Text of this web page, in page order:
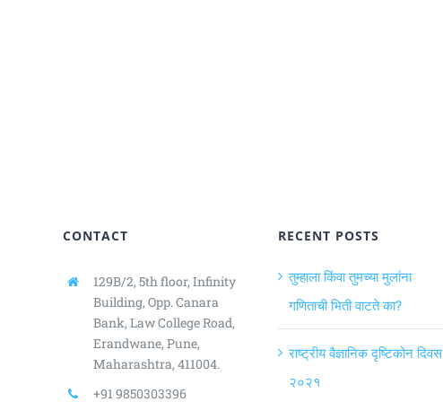
CONTACT
129B/2, 5th floor, Infinity
Building, Opp. Canara
Bank, Law College Road,
Erandwane, Pune,
Maharashtra, 411004.
+91 9850303396
RECENT POSTS
तुम्हाला किंवा तुमच्या मुलांना
गणिताची भिती वाटते का?
राष्ट्रीय वैज्ञानिक दृष्टिकोन दिवस
२०२१